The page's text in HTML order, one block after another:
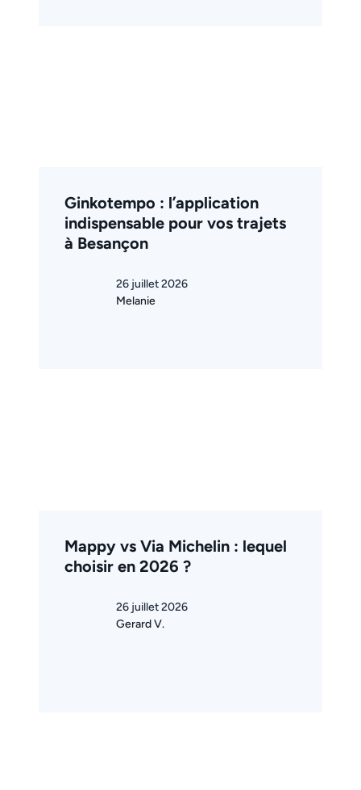
Ginkotempo : l’application
indispensable pour vos trajets
à Besançon
26 juillet 2026
Melanie
Mappy vs Via Michelin : lequel
choisir en 2026 ?
26 juillet 2026
Gerard V.